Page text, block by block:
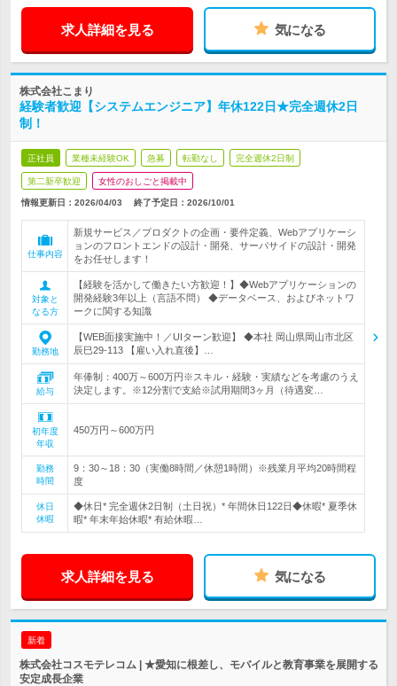
求人詳細を見る 気になる
株式会社こまり
経験者歓迎【システムエンジニア】年休122日★完全週休2日
制！
正社員 業種未経験OK 急募 転勤なし 完全週休2日制
第二新卒歓迎 女性のおしごと掲載中
情報更新日：2026/04/03 終了予定日： 2026/10/01
仕事内容
新規サービス／プロダクトの企画・要件定義、Webアプリケーシ
ョンのフロントエンドの設計・開発、サーバサイドの設計・開発
をお任せします！
対象と
なる方
【経験を活かして働きたい方歓迎！】◆Webアプリケーションの
開発経験3年以上（言語不問） ◆データベース、およびネットワ
ークに関する知識
勤務地
【WEB面接実施中！／UIターン歓迎】 ◆本社 岡山県岡山市北区
辰巳29-113 【雇い入れ直後】…
給与
年俸制：400万～600万円※スキル・経験・実績などを考慮のうえ
決定します。※12分割で支給※試用期間3ヶ月（待遇変…
初年度
年収
450万円～600万円
勤務
時間
9：30～18：30（実働8時間／休憩1時間）※残業月平均20時間程
度
休日
休暇
◆休日* 完全週休2日制（土日祝）* 年間休日122日◆休暇* 夏季休
暇* 年末年始休暇* 有給休暇…
求人詳細を見る 気になる
新着
株式会社コスモテレコム | ★愛知に根差し、モバイルと教育事業を展開する
安定成長企業